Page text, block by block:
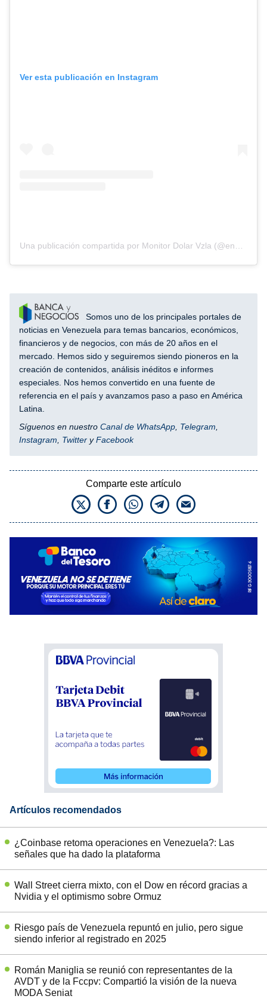
Ver esta publicación en Instagram
Somos uno de los principales portales de
noticias en Venezuela para temas bancarios, económicos,
financieros y de negocios, con más de 20 años en el
mercado. Hemos sido y seguiremos siendo pioneros en la
creación de contenidos, análisis inéditos e informes
especiales. Nos hemos convertido en una fuente de
referencia en el país y avanzamos paso a paso en América
Latina.
Síguenos en nuestro Canal de WhatsApp, Telegram,
Instagram, Twitter yFacebook
Comparte este artículo
Artículos recomendados
¿Coinbase retoma operaciones en Venezuela?: Las
señales que ha dado la plataforma
Wall Street cierra mixto, con el Dow en récord gracias a
Nvidia y el optimismo sobre Ormuz
Riesgo país de Venezuela repuntó en julio, pero sigue
siendo inferior al registrado en 2025
Román Maniglia se reunió con representantes de la
AVDT y de la Fccpv: Compartió la visión de la nueva
MODA Seniat